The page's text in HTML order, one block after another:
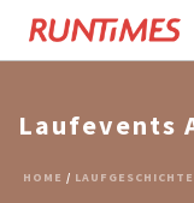
Laufevents
HOME /